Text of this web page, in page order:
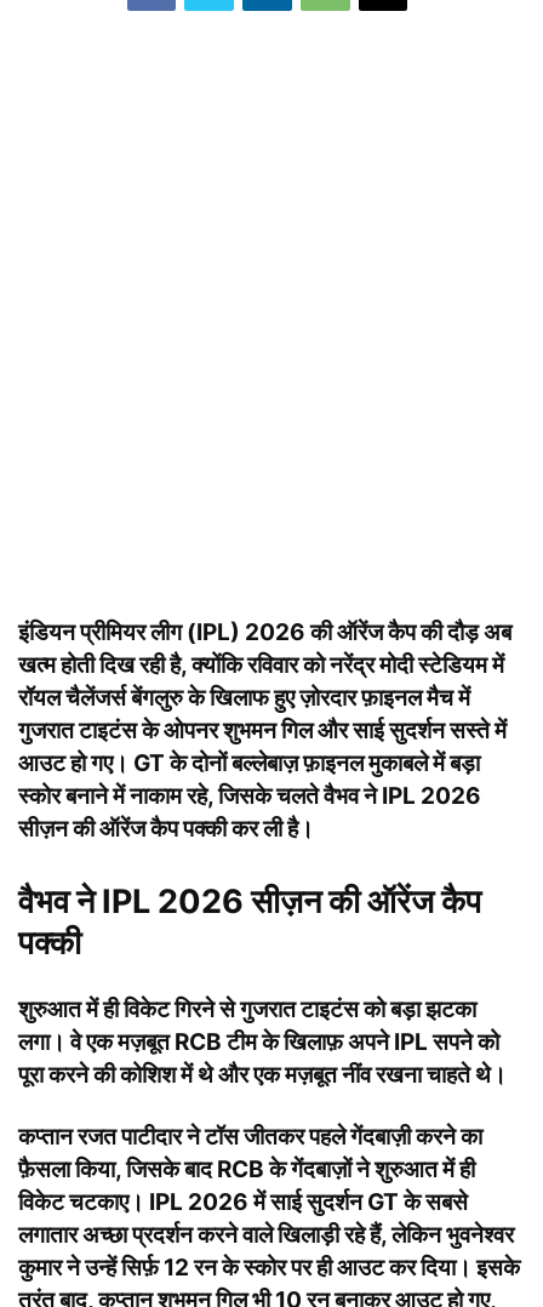
इंडियन प्रीमियर लीग (IPL) 2026 की ऑरेंज कैप की दौड़ अब
खत्म होती दिख रही है, क्योंकि रविवार को नरेंद्र मोदी स्टेडियम में
रॉयल चैलेंजर्स बेंगलुरु के खिलाफ हुए ज़ोरदार फ़ाइनल मैच में
गुजरात टाइटंस के ओपनर शुभमन गिल और साई सुदर्शन सस्ते में
आउट हो गए। GT के दोनों बल्लेबाज़ फ़ाइनल मुकाबले में बड़ा
स्कोर बनाने में नाकाम रहे, जिसके चलते वैभव ने IPL 2026
सीज़न की ऑरेंज कैप पक्की कर ली है।
वैभव ने IPL 2026 सीज़न की ऑरेंज कैप
पक्की
शुरुआत में ही विकेट गिरने से गुजरात टाइटंस को बड़ा झटका
लगा। वे एक मज़बूत RCB टीम के खिलाफ़ अपने IPL सपने को
पूरा करने की कोशिश में थे और एक मज़बूत नींव रखना चाहते थे।
कप्तान रजत पाटीदार ने टॉस जीतकर पहले गेंदबाज़ी करने का
फ़ैसला किया, जिसके बाद RCB के गेंदबाज़ों ने शुरुआत में ही
विकेट चटकाए। IPL 2026 में साई सुदर्शन GT के सबसे
लगातार अच्छा प्रदर्शन करने वाले खिलाड़ी रहे हैं, लेकिन भुवनेश्वर
कुमार ने उन्हें सिर्फ़ 12 रन के स्कोर पर ही आउट कर दिया। इसके
तुरंत बाद, कप्तान शुभमन गिल भी 10 रन बनाकर आउट हो गए,